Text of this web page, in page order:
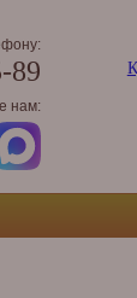
89
нам: